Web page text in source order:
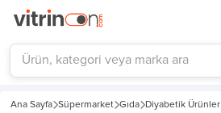
Ana Sayfa Süpermarket Gıda Diyabetik Ürünler